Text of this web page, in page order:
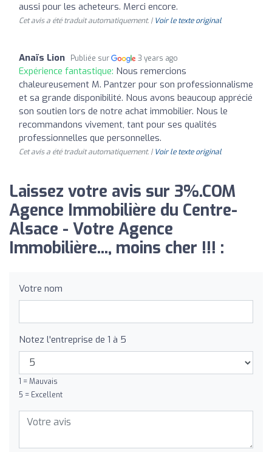
aussi pour les acheteurs. Merci encore.
Cet avis a été traduit automatiquement. | Voir le texte original
Anaïs Lion Publiée sur 3 years ago
Expérience fantastique: Nous remercions
chaleureusement M. Pantzer pour son professionnalisme
et sa grande disponibilité. Nous avons beaucoup apprécié
son soutien lors de notre achat immobilier. Nous le
recommandons vivement, tant pour ses qualités
professionnelles que personnelles.
Cet avis a été traduit automatiquement. | Voir le texte original
Laissez votre avis sur 3%.COM
Agence Immobilière du Centre-
Alsace - Votre Agence
Immobilière..., moins cher !!! :
Votre nom
Notez l'entreprise de 1 à 5
1 = Mauvais
5 = Excellent